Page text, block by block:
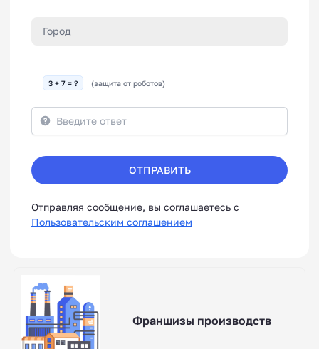
3 + 7 = ? (защита от роботов)
ОТПРАВИТЬ
Отправляя сообщение, вы соглашаетесь с
Пользовательским соглашением
Франшизы производств